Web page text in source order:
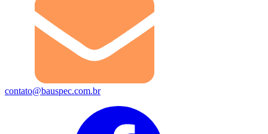
contato@bauspec.com.br